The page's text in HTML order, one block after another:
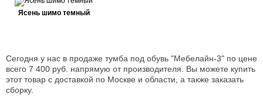
Ясень шимо темный
Сегодня у нас в продаже тумба под обувь "Мебелайн-3" по цене
всего 7 400 руб. напрямую от производителя. Вы можете купить
этот товар с доставкой по Москве и области, а также заказать
сборку.